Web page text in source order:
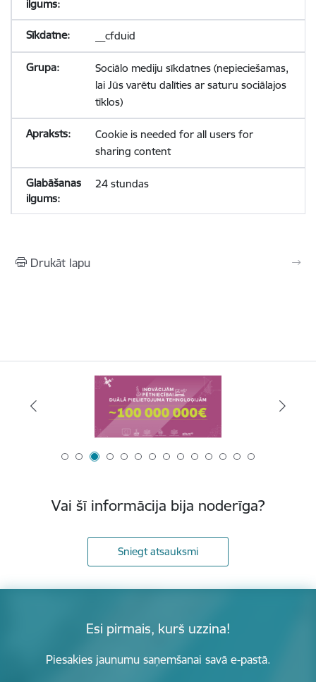
__cfduid
Sociālo mediju sīkdatnes (nepieciešamas,
lai Jūs varētu dalīties ar saturu sociālajos
tīklos)
Cookie is needed for all users for
sharing content
24 stundas
Drukāt lapu
Vai šī informācija bija noderīga?
Sniegt atsauksmi
Esi pirmais, kurš uzzina!
Piesakies jaunumu saņemšanai savā e-pastā.